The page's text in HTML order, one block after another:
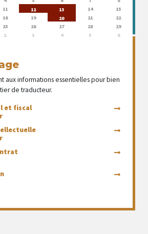
11 12 13 14
15
18 19 20 21
22
25 26 27 28
29
2 3 4 5 6
aux informations essentielles pour bien
de traducteur.
et fiscal